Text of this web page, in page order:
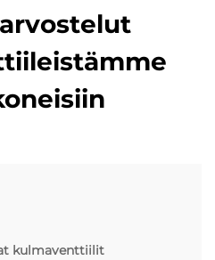
kulmaventtiilit